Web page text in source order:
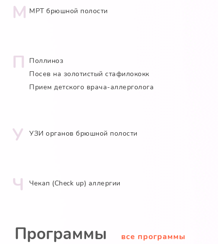
М МРТ брюшной полости
П
Поллиноз
Посев на золотистый стафилококк
Прием детского врача-аллерголога
У УЗИ органов брюшной полости
Ч Чекап (Check up) аллергии
Программы все программы